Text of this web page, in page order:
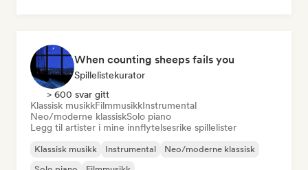
When counting sheeps fails you
Spillelistekurator
> 600 svar gitt
Klassisk musikkFilmmusikkInstrumental
Neo/moderne klassiskSolo piano
Legg til artister i mine innflytelsesrike spillelister
Klassisk musikk Instrumental
Neo/moderne klassisk